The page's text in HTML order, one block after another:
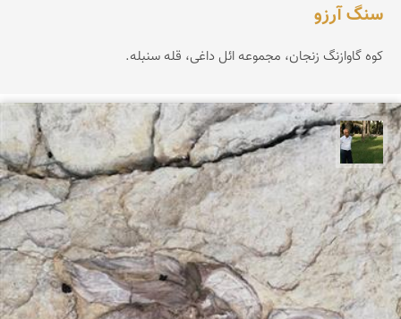
سنگ آرزو
کوه گاوازنگ زنجان، مجموعه ائل داغی، قله سنبله.
عبدل شعبانی